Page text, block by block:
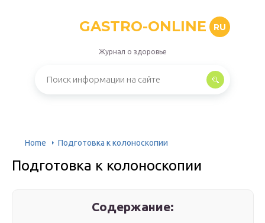
GASTRO-ONLINE RU
Журнал о здоровье
Home Подготовка к колоноскопии
Подготовка к колоноскопии
Содержание: